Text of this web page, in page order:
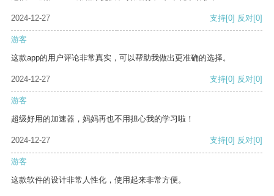
2024-12-27 支持[0] 反对[0]
游客
这款app的用户评论非常真实，可以帮助我做出更准确的选择。
2024-12-27 支持[0] 反对[0]
游客
超级好用的加速器，妈妈再也不用担心我的学习啦！
2024-12-27 支持[0] 反对[0]
游客
这款软件的设计非常人性化，使用起来非常方便。